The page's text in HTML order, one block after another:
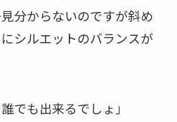
分からないのですが斜め
シルエットのバランスが
でも出来るでしょ」